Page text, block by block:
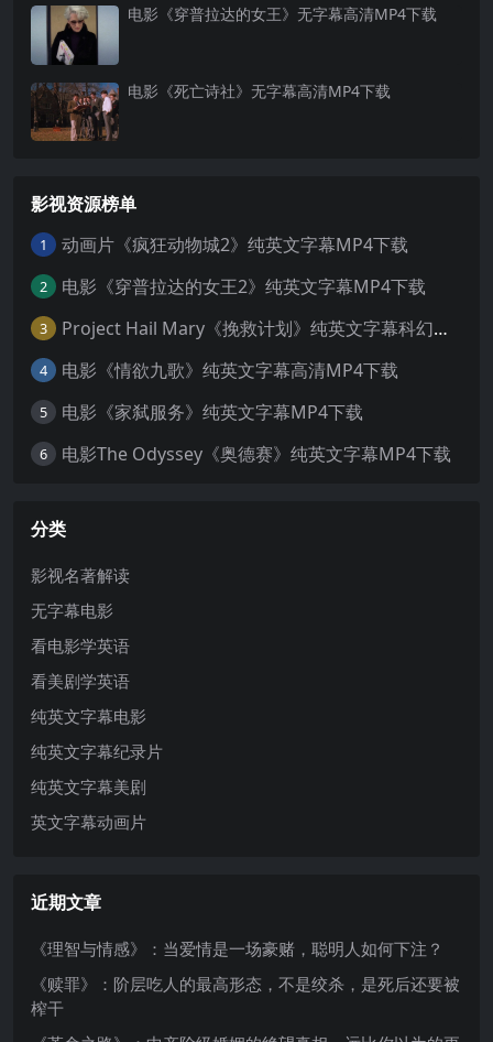
电影《穿普拉达的女王》无字幕高清MP4下载
电影《死亡诗社》无字幕高清MP4下载
影视资源榜单
1 动画片《疯狂动物城2》纯英文字幕MP4下载
2 电影《穿普拉达的女王2》纯英文字幕MP4下载
3 Project Hail Mary《挽救计划》纯英文字幕科幻电影MP4下载
4 电影《情欲九歌》纯英文字幕高清MP4下载
5 电影《家弑服务》纯英文字幕MP4下载
6 电影The Odyssey《奥德赛》纯英文字幕MP4下载
分类
影视名著解读
无字幕电影
看电影学英语
看美剧学英语
纯英文字幕电影
纯英文字幕纪录片
纯英文字幕美剧
英文字幕动画片
近期文章
《理智与情感》：当爱情是一场豪赌，聪明人如何下注？
《赎罪》：阶层吃人的最高形态，不是绞杀，是死后还要被
榨干